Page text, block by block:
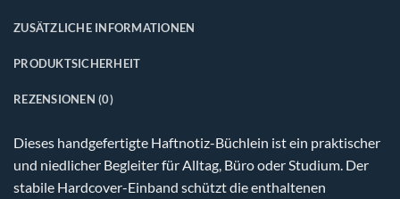
ZUSÄTZLICHE INFORMATIONEN
PRODUKTSICHERHEIT
REZENSIONEN (0)
Dieses handgefertigte Haftnotiz-Büchlein ist ein praktischer
und niedlicher Begleiter für Alltag, Büro oder Studium. Der
stabile Hardcover-Einband schützt die enthaltenen